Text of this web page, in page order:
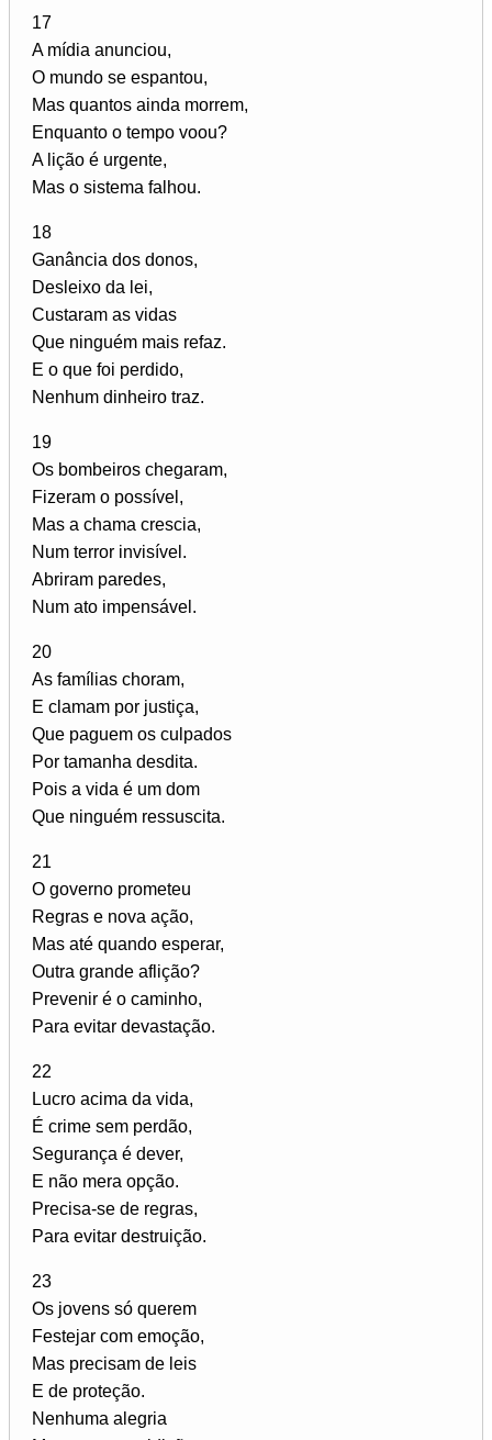
17
A mídia anunciou,
O mundo se espantou,
Mas quantos ainda morrem,
Enquanto o tempo voou?
A lição é urgente,
Mas o sistema falhou.
18
Ganância dos donos,
Desleixo da lei,
Custaram as vidas
Que ninguém mais refaz.
E o que foi perdido,
Nenhum dinheiro traz.
19
Os bombeiros chegaram,
Fizeram o possível,
Mas a chama crescia,
Num terror invisível.
Abriram paredes,
Num ato impensável.
20
As famílias choram,
E clamam por justiça,
Que paguem os culpados
Por tamanha desdita.
Pois a vida é um dom
Que ninguém ressuscita.
21
O governo prometeu
Regras e nova ação,
Mas até quando esperar,
Outra grande aflição?
Prevenir é o caminho,
Para evitar devastação.
22
Lucro acima da vida,
É crime sem perdão,
Segurança é dever,
E não mera opção.
Precisa-se de regras,
Para evitar destruição.
23
Os jovens só querem
Festejar com emoção,
Mas precisam de leis
E de proteção.
Nenhuma alegria